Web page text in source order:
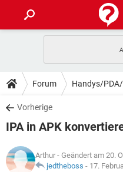
ANDROID
WINDOWS 10
WHATSAPP
FACEBOOK
TIPPS & TRICKS
SPIELE
WHATSAPP
DOWNLOADS
SPIELE
ANDROID
WINDOWS 10
SPIELE
LEXIKON
Forum Handys/
Vorherige
IPA in APK
Arthur - Geändert am 20.
jedtheboss - 17.